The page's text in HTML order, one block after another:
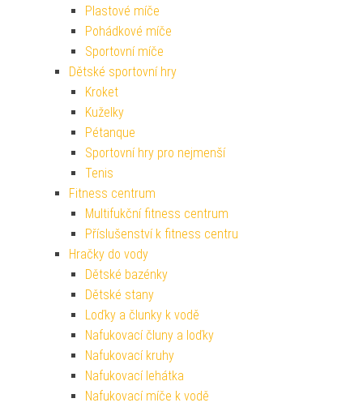
Plastové míče
Pohádkové míče
Sportovní míče
Dětské sportovní hry
Kroket
Kuželky
Pétanque
Sportovní hry pro nejmenší
Tenis
Fitness centrum
Multifukční fitness centrum
Příslušenství k fitness centru
Hračky do vody
Dětské bazénky
Dětské stany
Loďky a člunky k vodě
Nafukovací čluny a loďky
Nafukovací kruhy
Nafukovací lehátka
Nafukovací míče k vodě